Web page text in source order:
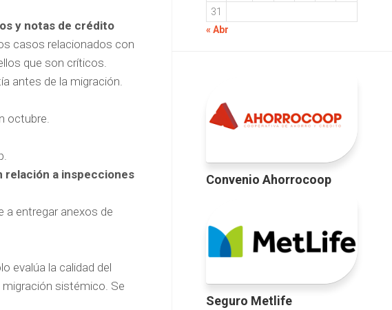
y notas de crédito
casos relacionados con
que son críticos.
antes de la migración.
octubre.
relación a inspecciones
a entregar anexos de
evalúa la calidad del
sistémico. Se
31
« Abr
Convenio Ahorrocoop
Seguro Metlife